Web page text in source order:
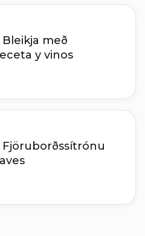
með
y vinos
Fjöruborðssítrónu